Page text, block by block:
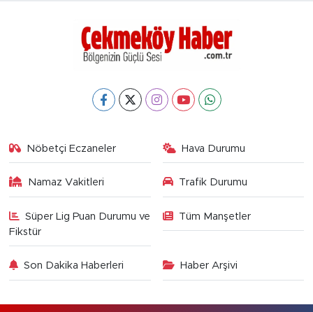
Nöbetçi Eczaneler Hava Durumu
Namaz Vakitleri Trafik Durumu
Süper Lig Puan Durumu ve
Fikstür
Tüm Manşetler
Son Dakika Haberleri Haber Arşivi